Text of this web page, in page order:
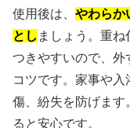
使用後は、 やわらか
とし ましょう。重
つきやすいので、外
コツです。家事や
傷、紛失を防げます
ると安心です。